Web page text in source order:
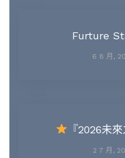
Furture
6 8 月,
『2026未
2 7 月,